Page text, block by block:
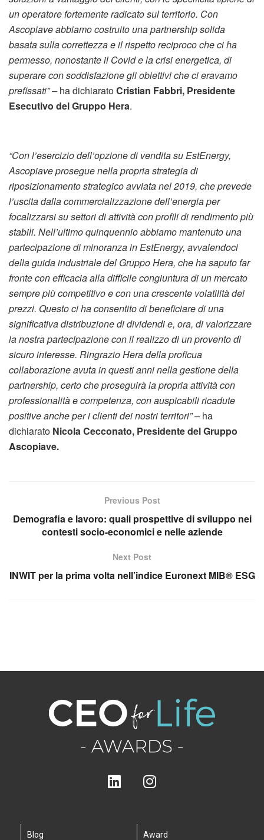
un operatore fortemente radicato sul territorio. Con
Ascopiave abbiamo costruito una partnership solida
basata sulla correttezza e il rispetto reciproco che ci ha
permesso, nonostante il Covid e la crisi energetica, di
superare con soddisfazione gli obiettivi che ci eravamo
prefissati” –ha dichiaratoCristian Fabbri, Presidente
Esecutivo del Gruppo Hera.
“Con l’esercizio dell’opzione di vendita su EstEnergy,
Ascopiave prosegue nella propria strategia di
riposizionamento strategico avviata nel 2019, che prevede
l’uscita dalla commercializzazione dell’energia per
focalizzarsi su settori di attività con profili di rendimento più
stabili. Nell’ultimo quinquennio abbiamo mantenuto una
partecipazione di minoranza in EstEnergy, avvalendoci
della guida industriale del Gruppo Hera, che ha saputo far
fronte con efficacia alla difficile congiuntura di un mercato
sempre più competitivo e con una crescente volatilità dei
prezzi. Questo ci ha consentito di beneficiare di una
significativa distribuzione di dividendi e, ora, di valorizzare
la nostra partecipazione con il realizzo di un provento di
sicuro interesse. Ringrazio Hera della proficua
collaborazione avuta in questi anni nella gestione della
partnership, certo che proseguirà la propria attività con
professionalità e competenza, con auspicabili ricadute
positive anche per i clienti dei nostri territori” –ha
dichiarato Nicola Cecconato, Presidente del Gruppo
Ascopiave.
Previous Post
Demografia e lavoro: quali prospettive di sviluppo nei
contesti socio-economici e nelle aziende
Next Post
INWIT per la prima volta nell’indice Euronext MIB® ESG
Blog Award